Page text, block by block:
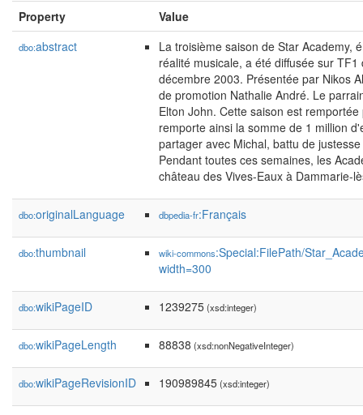
Property Value
dbo:abstract
La troisième saison de Star Academy,
réalité musicale, a été diffusée sur
décembre 2003. Présentée par Nikos
de promotion Nathalie André. Le
Elton John. Cette saison est
remporte ainsi la somme de 1 million
partager avec Michal, battu de
Pendant toutes ces semaines, les
château des Vives-Eaux à Dammarie-
dbo:originalLanguage dbpedia-fr:Français
dbo:thumbnail wiki-commons:Special:FilePath/
width=300
dbo:wikiPageID 1239275(xsd:integer)
dbo:wikiPageLength 88838 (xsd:nonNegativeInteger)
dbo:wikiPageRevisionID 190989845(xsd:integer)